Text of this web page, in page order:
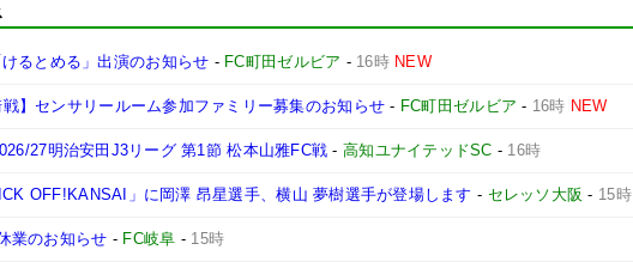
るとめる」出演のお知らせ - FC町田ゼルビア - 16時 NEW
戦】センサリールーム参加ファミリー募集のお知らせ - FC町田ゼルビア - 16時 NEW
27明治安田J3リーグ 第1節 松本山雅FC戦 - 高知ユナイテッドSC - 16時
OFF!KANSAI」に岡澤 昂星選手、横山 夢樹選手が登場します - セレッソ大阪 - 15時
業のお知らせ - FC岐阜 - 15時